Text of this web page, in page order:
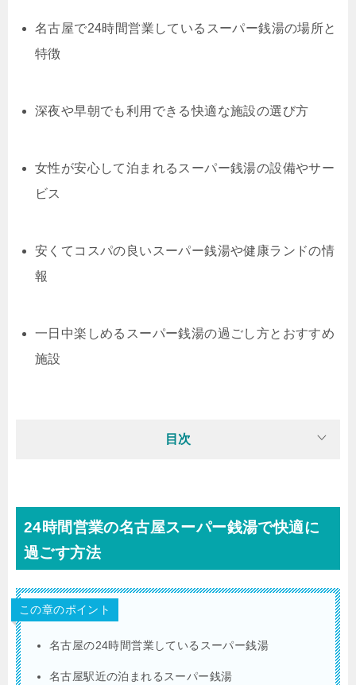
名古屋で24時間営業しているスーパー銭湯の場所と
特徴
深夜や早朝でも利用できる快適な施設の選び方
女性が安心して泊まれるスーパー銭湯の設備やサー
ビス
安くてコスパの良いスーパー銭湯や健康ランドの情
報
一日中楽しめるスーパー銭湯の過ごし方とおすすめ
施設
目次
24時間営業の名古屋スーパー銭湯で快適に
過ごす方法
この章のポイント
名古屋の24時間営業しているスーパー銭湯
名古屋駅近の泊まれるスーパー銭湯